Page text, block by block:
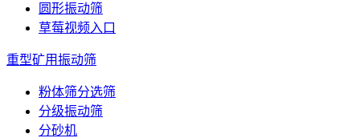
圆形振动筛
草莓视频入口
重型矿用振动筛
粉体筛分选筛
分级振动筛
分砂机